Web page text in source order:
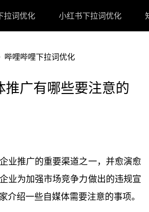
拉词优化 小红书下拉词优化
哔哩哔哩下拉词优化
推广有哪些要注意的
业推广的重要渠道之一，并愈演愈
业为加强市场竞争力做出的违规宣
介绍一些自媒体需要注意的事项。